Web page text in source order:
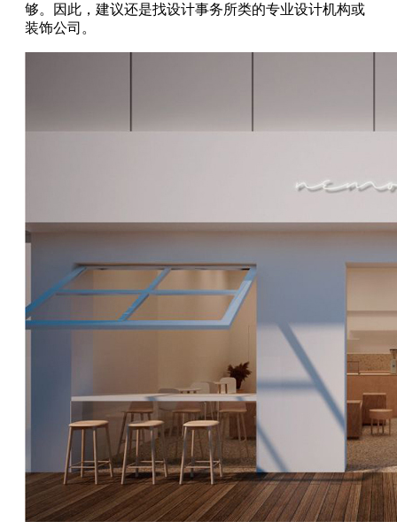
够。因此，建议还是找设计事务所类的专业设计机构或
装饰公司。